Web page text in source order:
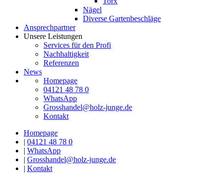
Nägel
Diverse Gartenbeschläge
Ansprechpartner
Unsere Leistungen
Services für den Profi
Nachhaltigkeit
Referenzen
News
Homepage
04121 48 78 0
WhatsApp
Grosshandel@holz-junge.de
Kontakt
Homepage
| 04121 48 78 0
| WhatsApp
| Grosshandel@holz-junge.de
| Kontakt